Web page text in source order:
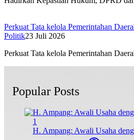
Perkuat Tata kelola Pemerintahan
Politik23 Juli 2026
Perkuat Tata kelola Pemerintahan
Popular Posts
1
H. Ampang: Awali Usaha